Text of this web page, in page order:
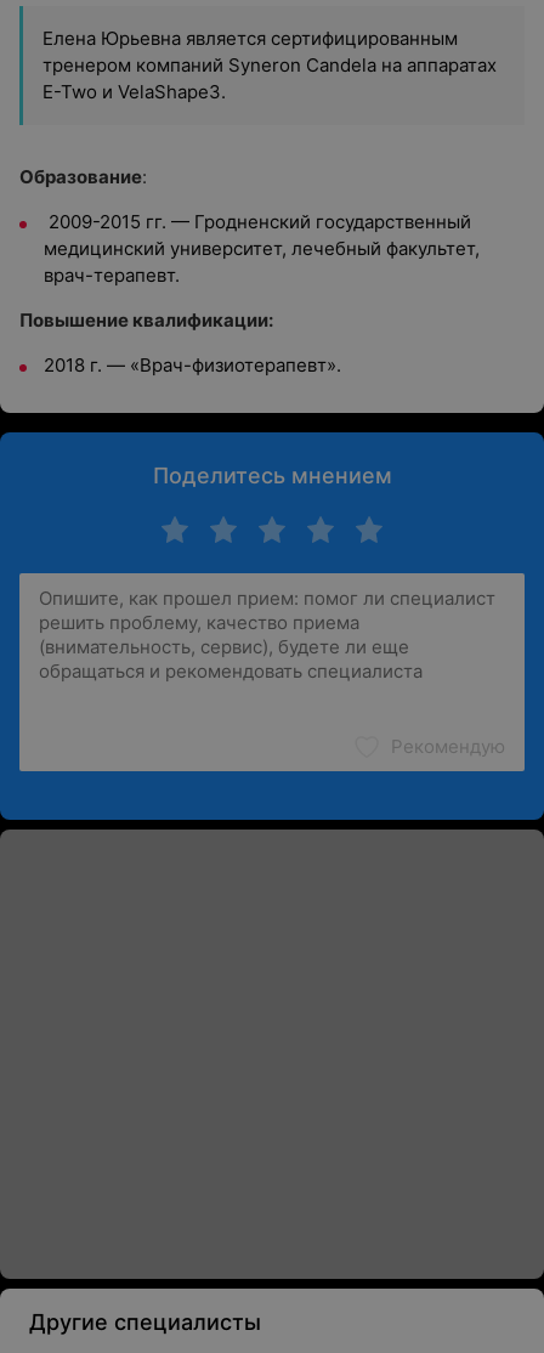
Елена Юрьевна является сертифицированным
тренером компаний Syneron Candela на аппаратах
E-Two и VelaShape3.
Образование:
2009-2015 гг. — Гродненский государственный
медицинский университет, лечебный факультет,
врач-терапевт.
Повышение квалификации:
2018 г. — «Врач-физиотерапевт».
Поделитесь мнением
Рекомендую
Другие специалисты